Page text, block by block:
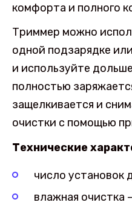
комфорта и полного
Триммер можно
одной подзарядке
и используйте
полностью
защелкивается и
очистки с помощью
Технические
число установок
влажная очистка